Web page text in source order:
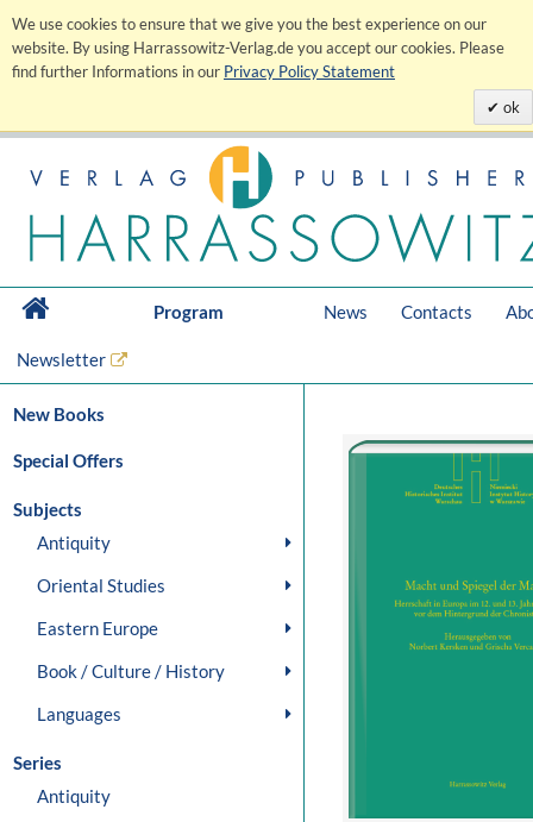
We use cookies to ensure that we give you the best experience on our
website. By using Harrassowitz-Verlag.de you accept our cookies. Please
find further Informations in our Privacy Policy Statement
ok
Program News Contacts
Newsletter
New Books
Special Offers
Subjects
Antiquity
Oriental Studies
Eastern Europe
Book / Culture / History
Languages
Series
Antiquity